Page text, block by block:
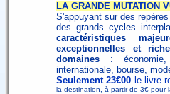
LA GRANDE MUTATION
S'appuyant sur des
des grands cycles
caractéristiques
exceptionnelles et
domaines : économie,
internationale, bourse,
Seulement 23€00 le livre
la destination, à partir de 3€ pour